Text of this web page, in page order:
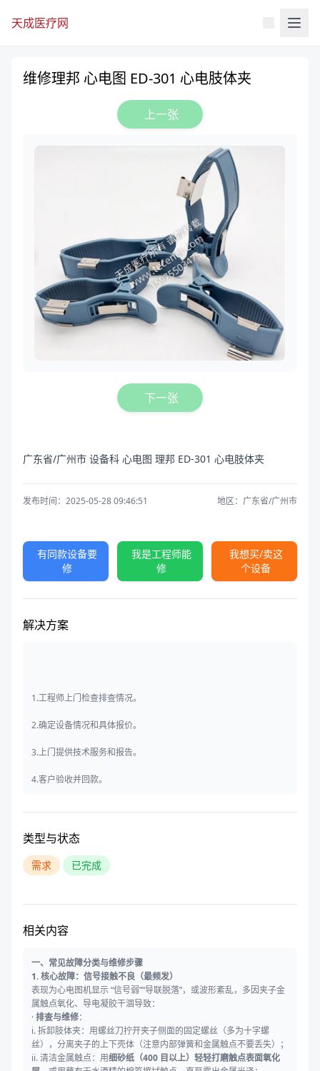
天成医疗网
维修理邦 心电图 ED-301 心电肢体夹
上一张
下一张
广东省/广州市 设备科 心电图 理邦 ED-301 心电肢体夹
发布时间：2025-05-28 09:46:51 地区：广东省/广州市
有同款设备要
修
我是工程师能
修
我想买/卖这
个设备
解决方案
1.工程师上门检查排查情况。
2.确定设备情况和具体报价。
3.上门提供技术服务和报告。
4.客户验收并回款。
类型与状态
需求 已完成
相关内容
一、常见故障分类与维修步骤
1. 核心故障：信号接触不良（最频发）
表现为心电图机显示 “信号弱”“导联脱落”，或波形紊乱，多因夹子金
属触点氧化、导电凝胶干涸导致：
·排查与维修：
i. 拆卸肢体夹：用螺丝刀拧开夹子侧面的固定螺丝（多为十字螺
丝），分离夹子的上下壳体（注意内部弹簧和金属触点不要丢失）；
ii. 清洁金属触点：用细砂纸（400 目以上）轻轻打磨触点表面氧化